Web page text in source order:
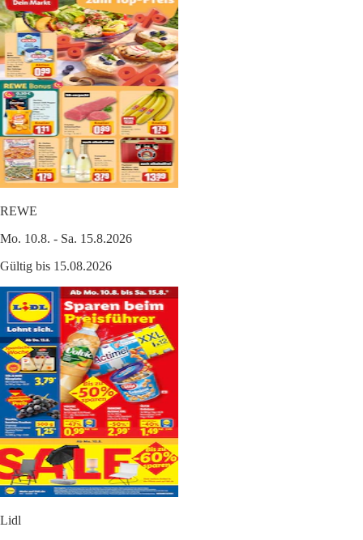
REWE
Mo. 10.8. - Sa. 15.8.2026
Gültig bis 15.08.2026
Lidl